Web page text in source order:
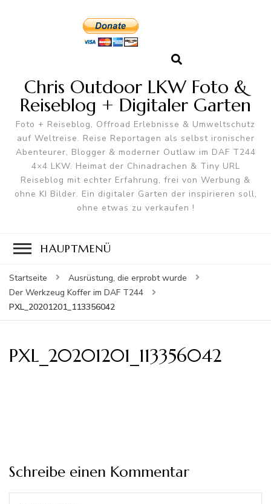
Chris Outdoor LKW Foto &
Reiseblog + Digitaler Garten
Foto + Reiseblog, Offroad Erlebnisse & Umweltschutz
auf Weltreise. Reise Reportagen als selbst ironischer
Abenteurer, Blogger & moderner Outlaw im DAF T244
4×4 LKW. Heimat der Chinadrachen & Tiny URL
Reiseblog mit echter Erfahrung, frei von Werbung &
ohne KI Bilder. Ein digitaler Garten der inspirieren soll,
ohne etwas zu verkaufen !
HAUPTMENÜ
Startseite
Ausrüstung, die erprobt wurde
Der Werkzeug Koffer im DAF T244
PXL_20201201_113356042
PXL_20201201_113356042
Schreibe einen Kommentar